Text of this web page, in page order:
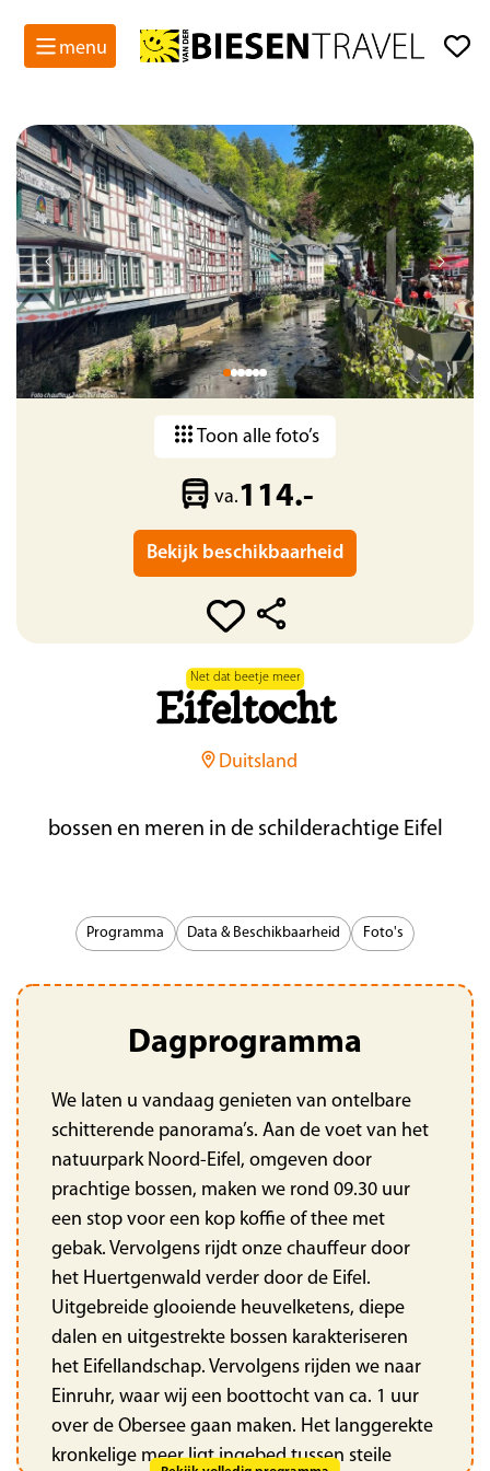
menu
Gegarandeerde data
va.114.-
Bekijk beschikbaarheid
Toon alle foto’s
Net dat beetje meer
Eifeltocht
Duitsland
bossen en meren in de schilderachtige Eifel
Programma Data & Beschikbaarheid Foto's
Dagprogramma
We laten u vandaag genieten van ontelbare
schitterende panorama’s. Aan de voet van het
natuurpark Noord-Eifel, omgeven door
prachtige bossen, maken we rond 09.30 uur
een stop voor een kop koffie of thee met
gebak. Vervolgens rijdt onze chauffeur door
het Huertgenwald verder door de Eifel.
Uitgebreide glooiende heuvelketens, diepe
dalen en uitgestrekte bossen karakteriseren
het Eifellandschap. Vervolgens rijden we naar
Einruhr, waar wij een boottocht van ca. 1 uur
over de Obersee gaan maken. Het langgerekte
kronkelige meer ligt ingebed tussen steile